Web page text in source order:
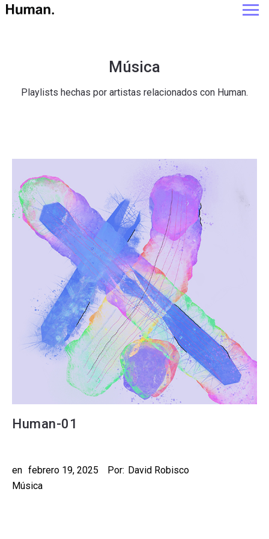
Música
Playlists hechas por artistas relacionados con Human.
Human-01
en febrero 19, 2025 Por: David Robisco
Música